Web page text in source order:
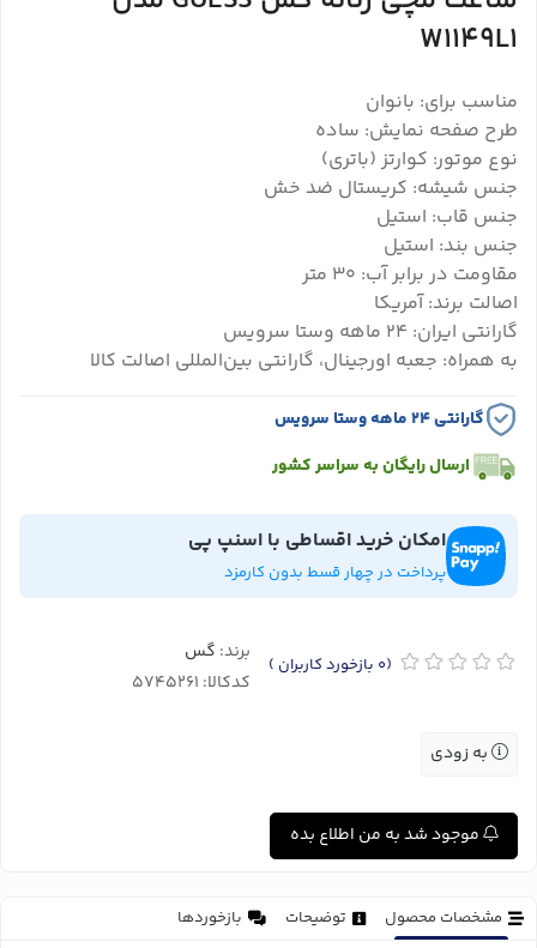
W1149L1
مناسب برای: بانوان
طرح صفحه نمایش: ساده
نوع موتور: کوارتز (باتری)
جنس شیشه: کریستال ضد خش
جنس قاب: استیل
جنس بند: استیل
مقاومت در برابر آب: ۳۰ متر
اصالت برند: آمریکا
گارانتی ایران: ۲۴ ماهه وستا سرویس
به همراه: جعبه اورجینال، گارانتی بین‌المللی اصالت کالا
گارانتی ۲۴ ماهه وستا سرویس
ارسال رایگان به سراسر کشور
امکان خرید اقساطی با اسنپ پی
پرداخت در چهار قسط بدون کارمزد
(0 بازخورد کاربران ) برند: گس
کدکالا:
به زودی
موجود شد به من اطلاع بده
مشخصات محصول توضیحات بازخوردها